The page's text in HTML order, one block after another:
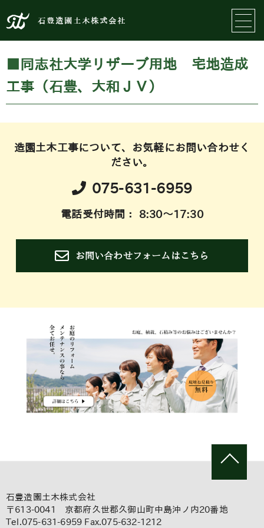
石豊造園土木株式会社
■同志社大学リザーブ用地 宅地造成
工事（石豊、大和ＪＶ）
造園土木工事について、お気軽にお問い合わせく
ださい。
075-631-6959
電話受付時間： 8:30～17:30
お問い合わせフォームはこちら
石豊造園土木株式会社
〒613-0041 京都府久世郡久御山町中島沖ノ内20番地
Tel.075-631-6959 Fax.075-632-1212